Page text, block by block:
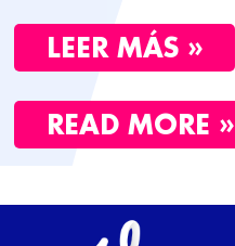
LEER MÁS »
READ MORE »